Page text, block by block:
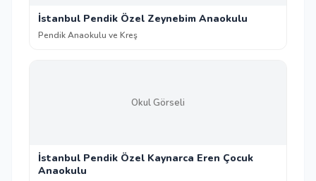
İstanbul Pendik Özel Zeynebim Anaokulu
Pendik Anaokulu ve Kreş
Okul Görseli
İstanbul Pendik Özel Kaynarca Eren Çocuk
Anaokulu